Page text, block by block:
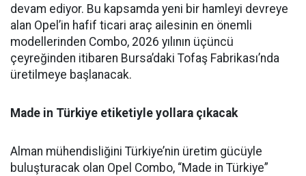
devam ediyor. Bu kapsamda yeni bir hamleyi devreye
alan Opel’in hafif ticari araç ailesinin en önemli
modellerinden Combo, 2026 yılının üçüncü
çeyreğinden itibaren Bursa’daki Tofaş Fabrikası’nda
üretilmeye başlanacak.
Made in Türkiye etiketiyle yollara çıkacak
Alman mühendisliğini Türkiye’nin üretim gücüyle
buluşturacak olan Opel Combo, “Made in Türkiye”